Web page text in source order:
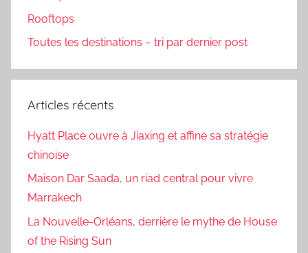
Rooftops
Toutes les destinations – tri par dernier post
Articles récents
Hyatt Place ouvre à Jiaxing et affine sa stratégie
chinoise
Maison Dar Saada, un riad central pour vivre
Marrakech
La Nouvelle-Orléans, derrière le mythe de House
of the Rising Sun